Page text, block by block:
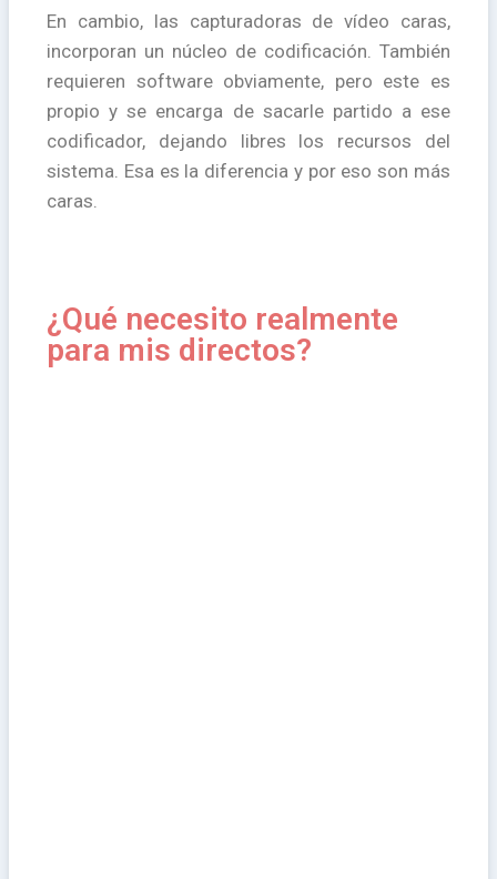
En cambio, las capturadoras de vídeo caras,
incorporan un núcleo de codificación. También
requieren software obviamente, pero este es
propio y se encarga de sacarle partido a ese
codificador, dejando libres los recursos del
sistema. Esa es la diferencia y por eso son más
caras.
¿Qué necesito realmente
para mis directos?